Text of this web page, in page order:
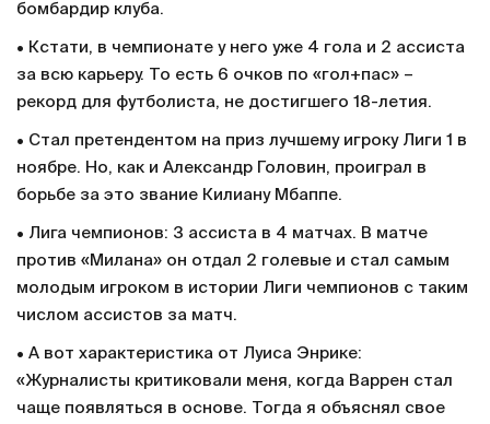
бомбардир клуба.
• Кстати, в чемпионате у него уже 4 гола и 2 ассиста
за всю карьеру. То есть 6 очков по «гол+пас» –
рекорд для футболиста, не достигшего 18-летия.
• Стал претендентом на приз лучшему игроку Лиги 1 в
ноябре. Но, как и Александр Головин, проиграл в
борьбе за это звание Килиану Мбаппе.
• Лига чемпионов: 3 ассиста в 4 матчах. В матче
против «Милана» он отдал 2 голевые и стал самым
молодым игроком в истории Лиги чемпионов с таким
числом ассистов за матч.
• А вот характеристика от Луиса Энрике:
«Журналисты критиковали меня, когда Варрен стал
чаще появляться в основе. Тогда я объяснял свое